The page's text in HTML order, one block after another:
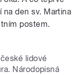
den sv. Martina
postem.
lidové
Národopisná